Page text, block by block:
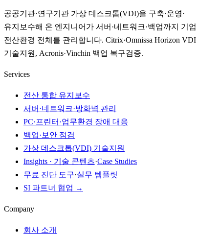
공공기관·연구기관 가상 데스크톱(VDI)을 구축·운영·
유지보수해 온 엔지니어가 서버·네트워크·백업까지 기업
전산환경 전체를 관리합니다. Citrix·Omnissa Horizon VDI
기술지원, Acronis·Vinchin 백업 복구검증.
Services
전산 통합 유지보수
서버·네트워크·방화벽 관리
PC·프린터·업무환경 장애 대응
백업·보안 점검
가상 데스크톱(VDI) 기술지원
Insights · 기술 콘텐츠·Case Studies
무료 진단 도구·실무 템플릿
SI 파트너 협업 →
Company
회사 소개